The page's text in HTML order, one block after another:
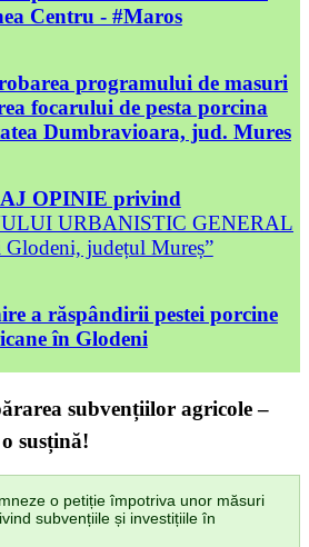
Centru - #Maros
programului de masuri
focarului de pesta porcina
Dumbravioara, jud. Mures
OPINIE privind
URBANISTIC GENERAL
Glodeni, județul Mureș”
a răspândirii pestei porcine
în Glodeni
subvențiilor agricole –
susțină!
o petiție împotriva unor măsuri
subvențiile și investițiile în